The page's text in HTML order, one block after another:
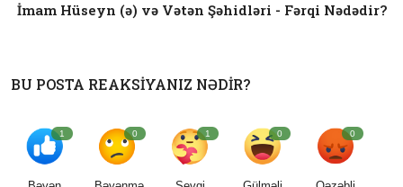
İmam Hüseyn (ə) və Vətən Şəhidləri - Fərqi Nədədir?
BU POSTA REAKSIYANIZ NƏDIR?
1 0 1 0 0